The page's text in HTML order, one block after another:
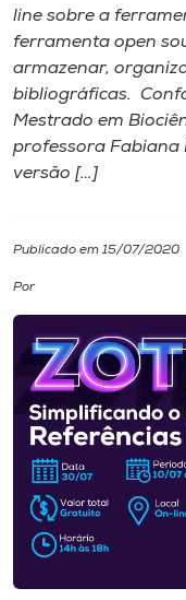
I.nova
Diplomados
Biblioteca
Editora
Rádio
Museu
Unoesc
line sobre a
ferramenta open
armazenar,
bibliográficas.
Mestrado em
professora Fabiana
versão […]
Publicado em 15/07/2020
Por